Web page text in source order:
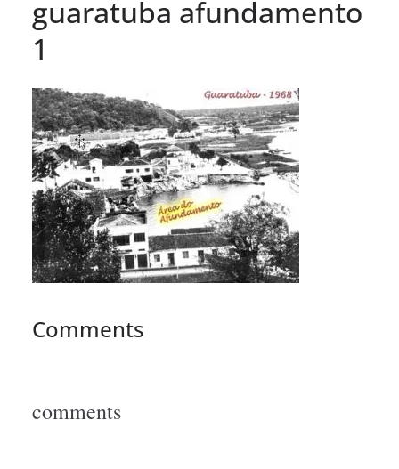
guaratuba afundamento
1
Comments
comments